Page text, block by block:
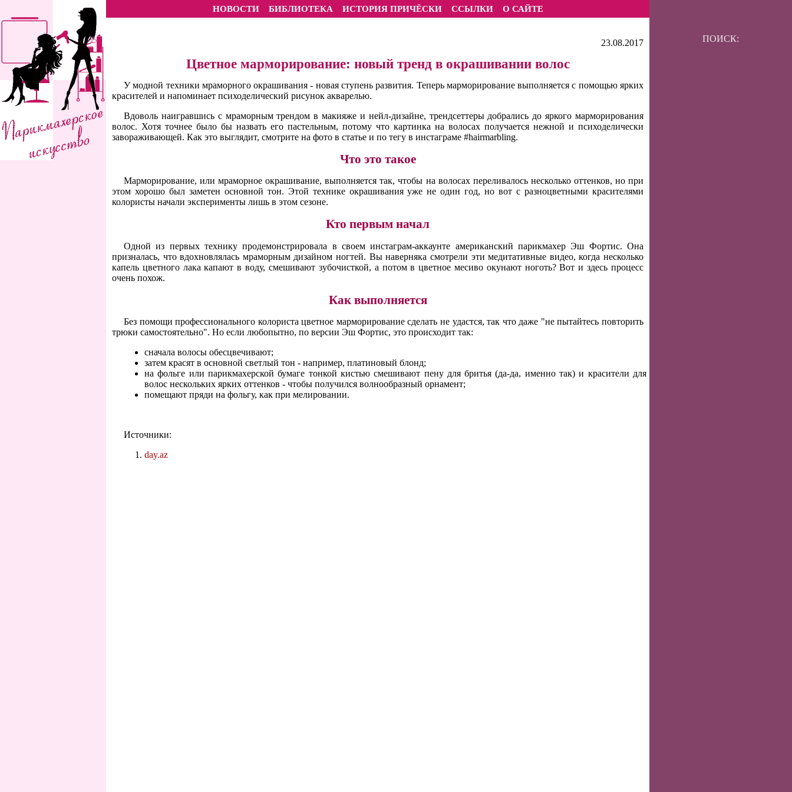
НОВОСТИ БИБЛИОТЕКА ИСТОРИЯ ПРИЧЁСКИ ССЫЛКИ О САЙТЕ
23.08.2017
Цветное марморирование: новый тренд в окрашивании волос
У модной техники мраморного окрашивания - новая ступень развития. Теперь марморирование выполняется с помощью ярких
красителей и напоминает психоделический рисунок акварелью.
Вдоволь наигравшись с мраморным трендом в макияже и нейл-дизайне, трендсеттеры добрались до яркого марморирования
волос. Хотя точнее было бы назвать его пастельным, потому что картинка на волосах получается нежной и психоделически
завораживающей. Как это выглядит, смотрите на фото в статье и по тегу в инстаграме #hairmarbling.
Что это такое
Марморирование, или мраморное окрашивание, выполняется так, чтобы на волосах переливалось несколько оттенков, но при
этом хорошо был заметен основной тон. Этой технике окрашивания уже не один год, но вот с разноцветными красителями
колористы начали эксперименты лишь в этом сезоне.
Кто первым начал
Одной из первых технику продемонстрировала в своем инстаграм-аккаунте американский парикмахер Эш Фортис. Она
призналась, что вдохновлялась мраморным дизайном ногтей. Вы наверняка смотрели эти медитативные видео, когда несколько
капель цветного лака капают в воду, смешивают зубочисткой, а потом в цветное месиво окунают ноготь? Вот и здесь процесс
очень похож.
Как выполняется
Без помощи профессионального колориста цветное марморирование сделать не удастся, так что даже "не пытайтесь повторить
трюки самостоятельно". Но если любопытно, по версии Эш Фортис, это происходит так:
сначала волосы обесцвечивают;
затем красят в основной светлый тон - например, платиновый блонд;
на фольге или парикмахерской бумаге тонкой кистью смешивают пену для бритья (да-да, именно так) и красители для
волос нескольких ярких оттенков - чтобы получился волнообразный орнамент;
помещают пряди на фольгу, как при мелировании.
Источники:
day.az
ПОИСК: